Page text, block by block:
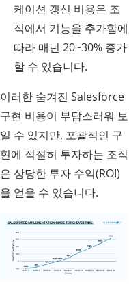
케이션 갱신 비용은 조
직에서 기능을 추가함에
따라 매년 20~30% 증가
할 수 있습니다.
이러한 숨겨진 Salesforce
구현 비용이 부담스러워 보
일 수 있지만, 포괄적인 구
현에 적절히 투자하는 조직
은 상당한 투자 수익(ROI)
을 얻을 수 있습니다.